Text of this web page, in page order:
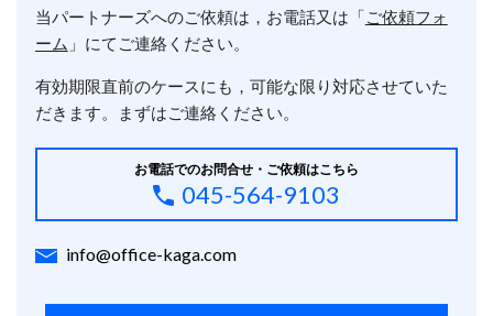
当パートナーズへのご依頼は，お電話又は「ご依頼フォ
ーム 」にてご連絡ください。
有効期限直前のケースにも，可能な限り対応させていた
だきます。まずはご連絡ください。
お電話でのお問合せ・ご依頼はこちら
045-564-9103
info@office-kaga.com